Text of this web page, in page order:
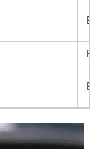
Все
Все
Все